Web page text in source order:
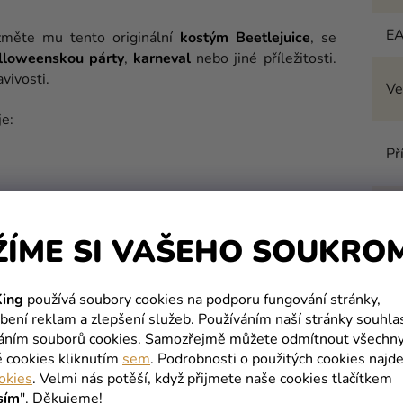
SI VAŠEHO
používá soubory cookies na podporu fungování stránky,
reklam a zlepšení služeb. Používáním naší stránky
souborů cookies. Samozřejmě můžete odmítnout
kliknutím sem. Podrobnosti o použitých cookies
. Velmi nás potěší, když přijmete naše cookies tlačítkem
". Děkujeme!
mu tento originální kostým Beetlejuice, se
párty, karneval nebo jiné příležitosti.
POLYESTER. Díky elastickému materiálu se dají
pomohou tytorozměry: